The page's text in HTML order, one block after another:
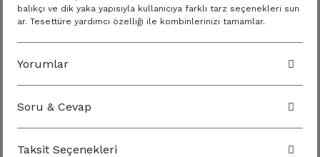
balıkçı ve dik yaka yapısıyla kullanıcıya farklı tarz seçenekleri sun
ar. Tesettüre yardımcı özelliği ile kombinlerinizi tamamlar.
Yorumlar
Soru & Cevap
Taksit Seçenekleri